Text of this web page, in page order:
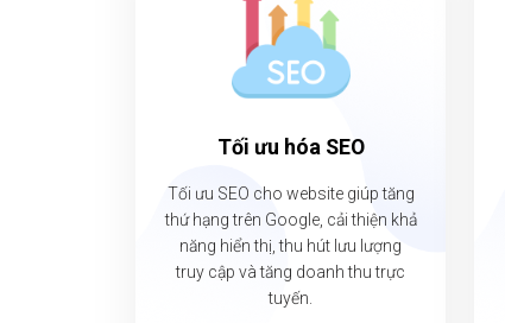
Tối ưu hóa SEO
Tối ưu SEO cho website giúp tăng
thứ hạng trên Google, cải thiện khả
năng hiển thị, thu hút lưu lượng
truy cập và tăng doanh thu trực
tuyến.